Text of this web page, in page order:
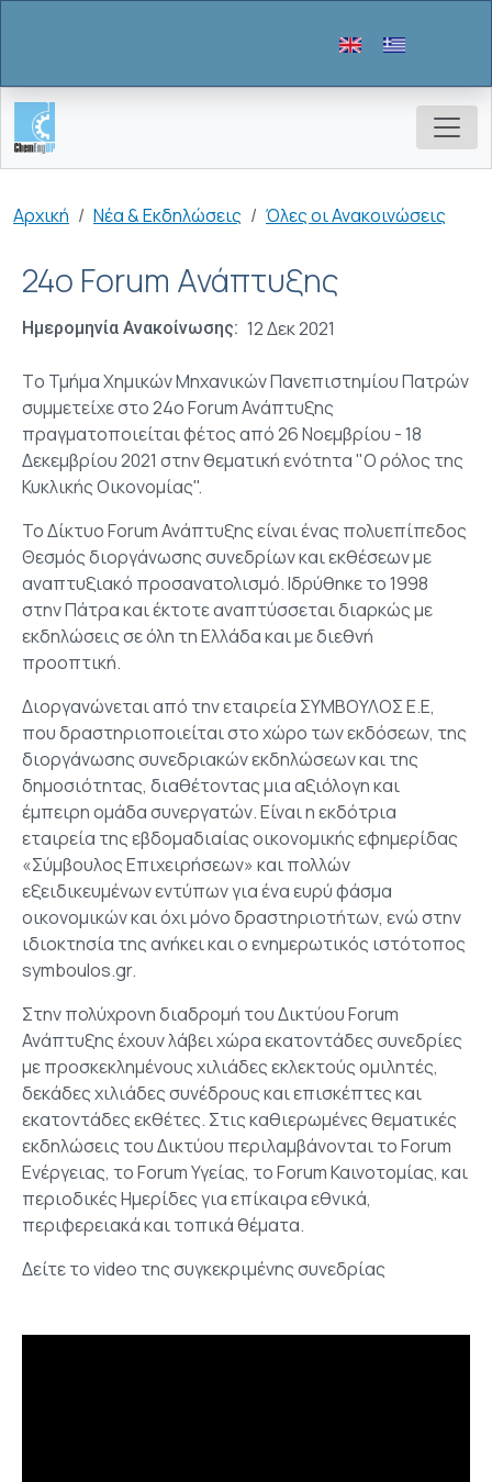
Breadcrumb
Αρχική Νέα & Εκδηλώσεις Όλες οι Ανακοινώσεις
24ο Forum Ανάπτυξης
Ημερομηνία Ανακοίνωσης 12 Δεκ 2021
Tο Τμήμα Χημικών Μηχανικών Πανεπιστημίου Πατρών
συμμετείχε στο 24ο Forum Ανάπτυξης
πραγματοποιείται φέτος από 26 Νοεμβρίου - 18
Δεκεμβρίου 2021 στην θεματική ενότητα "Ο ρόλος της
Κυκλικής Οικονομίας".
Το Δίκτυο Forum Ανάπτυξης είναι ένας πολυεπίπεδος
Θεσμός διοργάνωσης συνεδρίων και εκθέσεων με
αναπτυξιακό προσανατολισμό. Ιδρύθηκε το 1998
στην Πάτρα και έκτοτε αναπτύσσεται διαρκώς με
εκδηλώσεις σε όλη τη Ελλάδα και με διεθνή
προοπτική.
Διοργανώνεται από την εταιρεία ΣΥΜΒΟΥΛΟΣ Ε.Ε,
που δραστηριοποιείται στο χώρο των εκδόσεων, της
διοργάνωσης συνεδριακών εκδηλώσεων και της
δημοσιότητας, διαθέτοντας μια αξιόλογη και
έμπειρη ομάδα συνεργατών. Είναι η εκδότρια
εταιρεία της εβδομαδιαίας οικονομικής εφημερίδας
«Σύμβουλος Επιχειρήσεων» και πολλών
εξειδικευμένων εντύπων για ένα ευρύ φάσμα
οικονομικών και όχι μόνο δραστηριοτήτων, ενώ στην
ιδιοκτησία της ανήκει και ο ενημερωτικός ιστότοπος
symboulos.gr.
Στην πολύχρονη διαδρομή του Δικτύου Forum
Ανάπτυξης έχουν λάβει χώρα εκατοντάδες συνεδρίες
με προσκεκλημένους χιλιάδες εκλεκτούς ομιλητές,
δεκάδες χιλιάδες συνέδρους και επισκέπτες και
εκατοντάδες εκθέτες. Στις καθιερωμένες θεματικές
εκδηλώσεις του Δικτύου περιλαμβάνονται το Forum
Ενέργειας, το Forum Υγείας, το Forum Καινοτομίας, και
περιοδικές Ημερίδες για επίκαιρα εθνικά,
περιφερειακά και τοπικά θέματα.
Δείτε το video της συγκεκριμένης συνεδρίας